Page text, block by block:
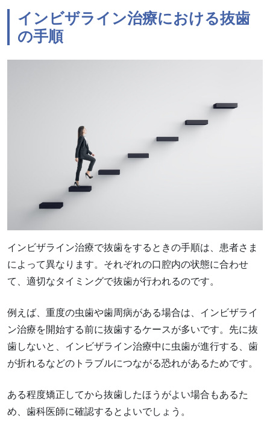
インビザライン治療における抜歯
の手順
インビザライン治療で抜歯をするときの手順は、患者さま
によって異なります。それぞれの口腔内の状態に合わせ
て、適切なタイミングで抜歯が行われるのです。
例えば、重度の虫歯や歯周病がある場合は、インビザライ
ン治療を開始する前に抜歯するケースが多いです。先に抜
歯しないと、インビザライン治療中に虫歯が進行する、歯
が折れるなどのトラブルにつながる恐れがあるためです。
ある程度矯正してから抜歯したほうがよい場合もあるた
め、歯科医師に確認するとよいでしょう。